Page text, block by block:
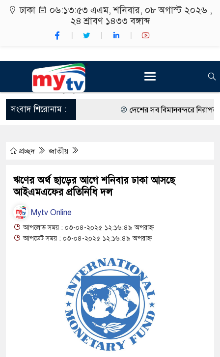
ঢাকা ০৬:১৩:৫৪ এএম, শনিবার, ০৮ অগাস্ট ২০২৬ ,
২৪ শ্রাবণ ১৪৩৩ বঙ্গাব্দ
সংবাদ শিরোনাম : দেশের সব বিমানবন্দরে নিরাপত্তা
কর্মসূচীর শুভসূচনা।
থাকায় বিক্রিতে নিষেধাজ্ঞা
আলাল
‘গুলশানের চামেলি’তে ভিন্ন রূপে
যৌনকর্মীর দালাল চরিত্রে
সারজিস-পাটোয়ারীসহ ১০ জনের
প্রচ্ছদ জাতীয়
ঋণের অর্থ ছাড়ের আগে শনিবার ঢাকা আসছে
আইএমএফের প্রতিনিধি দল
Mytv Online
আপলোড সময় : ০৩-০৪-২০২৫ ১২:১৬:৪৯ অপরাহ্ন
আপডেট সময় : ০৩-০৪-২০২৫ ১২:১৬:৪৯ অপরাহ্ন